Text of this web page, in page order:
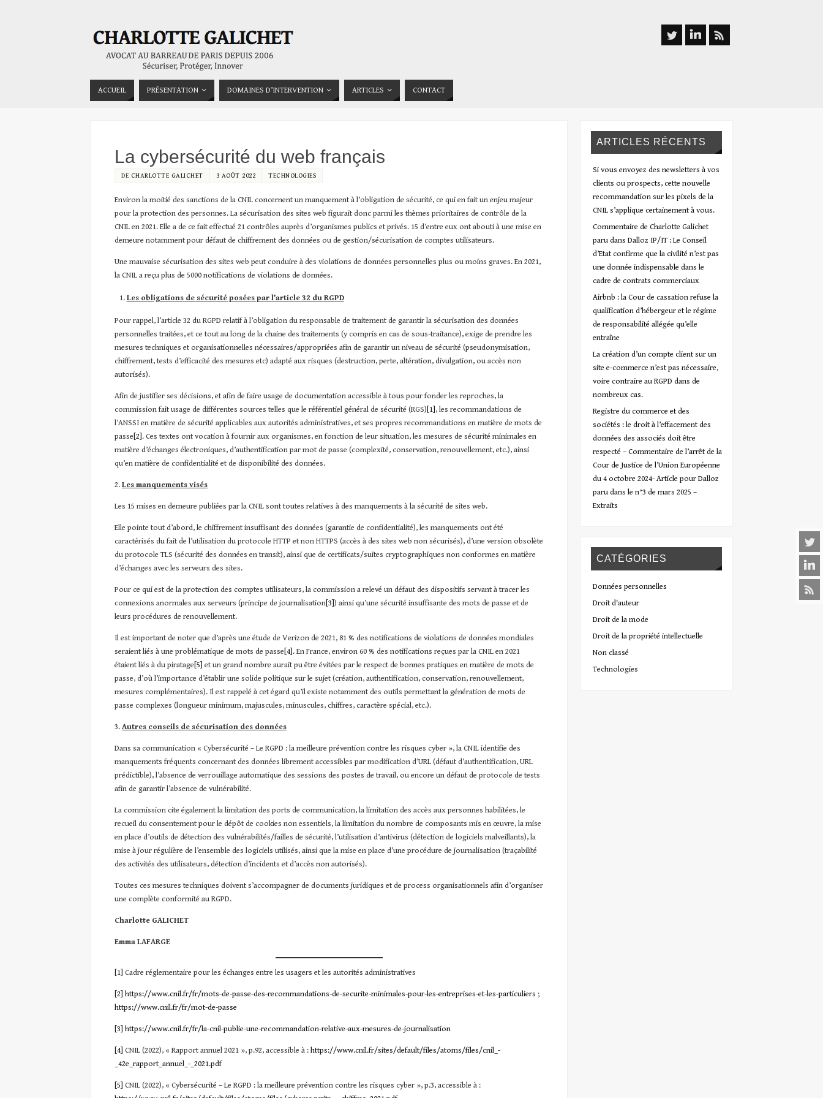
ACCUEIL PRÉSENTATION DOMAINES D’INTERVENTION ARTICLES CONTACT
La cybersécurité du web français
DE CHARLOTTE GALICHET 3 AOÛT 2022 TECHNOLOGIES
Environ la moitié des sanctions de la CNIL concernent un manquement à l’obligation de sécurité, ce qui en fait un enjeu majeur
pour la protection des personnes. La sécurisation des sites web figurait donc parmi les thèmes prioritaires de contrôle de la
CNIL en 2021. Elle a de ce fait effectué 21 contrôles auprès d’organismes publics et privés. 15 d’entre eux ont abouti à une mise en
demeure notamment pour défaut de chiffrement des données ou de gestion/sécurisation de comptes utilisateurs.
Une mauvaise sécurisation des sites web peut conduire à des violations de données personnelles plus ou moins graves. En 2021,
la CNIL a reçu plus de 5000 notifications de violations de données.
Les obligations de sécurité posées par l’article 32 du RGPD
Pour rappel, l’article 32 du RGPD relatif à l’obligation du responsable de traitement de garantir la sécurisation des données
personnelles traitées, et ce tout au long de la chaine des traitements (y compris en cas de sous-traitance), exige de prendre les
mesures techniques et organisationnelles nécessaires/appropriées afin de garantir un niveau de sécurité (pseudonymisation,
chiffrement, tests d’efficacité des mesures etc) adapté aux risques (destruction, perte, altération, divulgation, ou accès non
autorisés).
Afin de justifier ses décisions, et afin de faire usage de documentation accessible à tous pour fonder les reproches, la
commission fait usage de différentes sources telles que le référentiel général de sécurité (RGS) [1] , les recommandations de
l’ANSSI en matière de sécurité applicables aux autorités administratives, et ses propres recommandations en matière de mots de
passe [2] . Ces textes ont vocation à fournir aux organismes, en fonction de leur situation, les mesures de sécurité minimales en
matière d’échanges électroniques, d’authentification par mot de passe (complexité, conservation, renouvellement, etc.), ainsi
qu’en matière de confidentialité et de disponibilité des données.
2. Les manquements visés
Les 15 mises en demeure publiées par la CNIL sont toutes relatives à des manquements à la sécurité de sites web.
Elle pointe tout d’abord, le chiffrement insuffisant des données (garantie de confidentialité), les manquements ont été
caractérisés du fait de l’utilisation du protocole HTTP et non HTTPS (accès à des sites web non sécurisés), d’une version obsolète
du protocole TLS (sécurité des données en transit), ainsi que de certificats/suites cryptographiques non conformes en matière
d’échanges avec les serveurs des sites.
Pour ce qui est de la protection des comptes utilisateurs, la commission a relevé un défaut des dispositifs servant à tracer les
connexions anormales aux serveurs (principe de journalisation [3] ) ainsi qu’une sécurité insuffisante des mots de passe et de
leurs procédures de renouvellement.
Il est important de noter que d’après une étude de Verizon de 2021, 81 % des notifications de violations de données mondiales
seraient liés à une problématique de mots de passe [4] . En France, environ 60 % des notifications reçues par la CNIL en 2021
étaient liés à du piratage [5] et un grand nombre aurait pu être évitées par le respect de bonnes pratiques en matière de mots de
passe, d’où l’importance d’établir une solide politique sur le sujet (création, authentification, conservation, renouvellement,
mesures complémentaires). Il est rappelé à cet égard qu’il existe notamment des outils permettant la génération de mots de
passe complexes (longueur minimum, majuscules, minuscules, chiffres, caractère spécial, etc.).
3. Autres conseils de sécurisation des données
Dans sa communication « Cybersécurité – Le RGPD : la meilleure prévention contre les risques cyber », la CNIL identifie des
manquements fréquents concernant des données librement accessibles par modification d’URL (défaut d’authentification, URL
prédictible), l’absence de verrouillage automatique des sessions des postes de travail, ou encore un défaut de protocole de tests
afin de garantir l’absence de vulnérabilité.
La commission cite également la limitation des ports de communication, la limitation des accès aux personnes habilitées, le
recueil du consentement pour le dépôt de cookies non essentiels, la limitation du nombre de composants mis en œuvre, la mise
en place d’outils de détection des vulnérabilités/failles de sécurité, l’utilisation d’antivirus (détection de logiciels malveillants), la
mise à jour régulière de l’ensemble des logiciels utilisés, ainsi que la mise en place d’une procédure de journalisation (traçabilité
des activités des utilisateurs, détection d’incidents et d’accès non autorisés).
Toutes ces mesures techniques doivent s’accompagner de documents juridiques et de process organisationnels afin d’organiser
une complète conformité au RGPD.
Charlotte GALICHET
Emma LAFARGE
[1] Cadre réglementaire pour les échanges entre les usagers et les autorités administratives
[2] https://www.cnil.fr/fr/mots-de-passe-des-recommandations-de-securite-minimales-pour-les-entreprises-et-les-particuliers ;
https://www.cnil.fr/fr/mot-de-passe
[3] https://www.cnil.fr/fr/la-cnil-publie-une-recommandation-relative-aux-mesures-de-journalisation
[4] CNIL (2022), « Rapport annuel 2021 », p.92, accessible à : https://www.cnil.fr/sites/default/files/atoms/files/cnil_-
_42e_rapport_annuel_-_2021.pdf
[5] CNIL (2022), « Cybersécurité – Le RGPD : la meilleure prévention contre les risques cyber », p.3, accessible à :
ARTICLES RÉCENTS
Si vous envoyez des newsletters à vos
clients ou prospects, cette nouvelle
recommandation sur les pixels de la
CNIL s’applique certainement à vous.
Commentaire de Charlotte Galichet
paru dans Dalloz IP/IT : Le Conseil
d’Etat confirme que la civilité n’est pas
une donnée indispensable dans le
cadre de contrats commerciaux
Airbnb : la Cour de cassation refuse la
qualification d’hébergeur et le régime
de responsabilité allégée qu’elle
entraîne
La création d’un compte client sur un
site e-commerce n’est pas nécessaire,
voire contraire au RGPD dans de
nombreux cas.
Registre du commerce et des
sociétés : le droit à l’effacement des
données des associés doit être
respecté – Commentaire de l’arrêt de la
Cour de Justice de l’Union Européenne
du 4 octobre 2024- Article pour Dalloz
paru dans le n°3 de mars 2025 –
Extraits
CATÉGORIES
Données personnelles
Droit d'auteur
Droit de la mode
Droit de la propriété intellectuelle
Non classé
Technologies